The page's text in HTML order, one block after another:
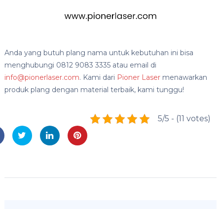
Anda yang butuh plang nama untuk kebutuhan ini bisa
menghubungi 0812 9083 3335 atau email di
info@pionerlaser.com. Kami dari Pioner Lasermenawarkan
produk plang dengan material terbaik, kami tunggu!
5/5 - (11 votes)